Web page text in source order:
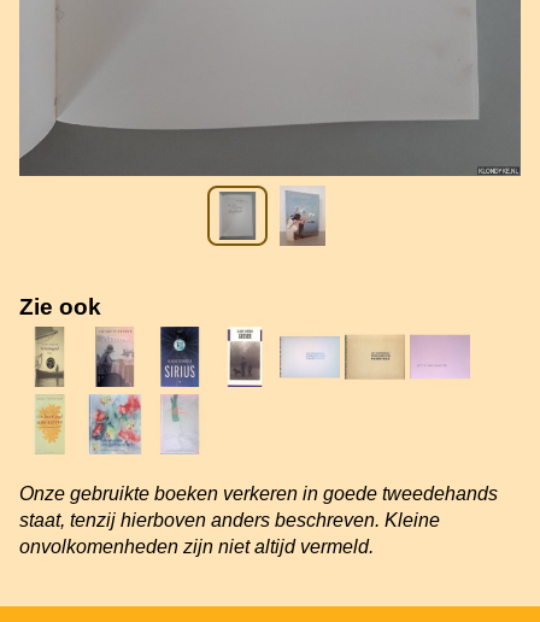
Zie ook
Onze gebruikte boeken verkeren in goede tweedehands
staat, tenzij hierboven anders beschreven. Kleine
onvolkomenheden zijn niet altijd vermeld.